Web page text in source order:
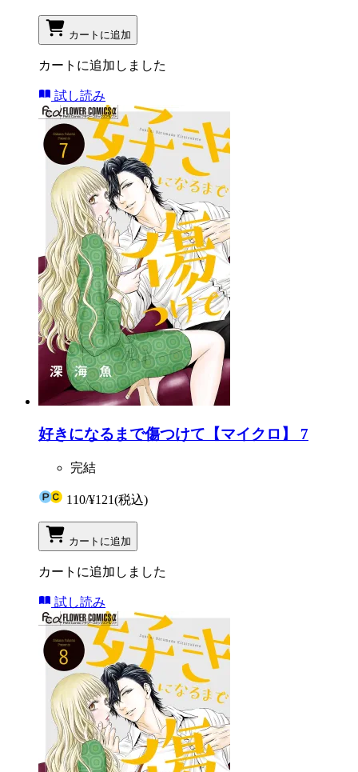
カートに追加
カートに追加しました
試し読み
好きになるまで傷つけて【マイクロ】 7
完結
110/¥121(税込)
カートに追加
カートに追加しました
試し読み